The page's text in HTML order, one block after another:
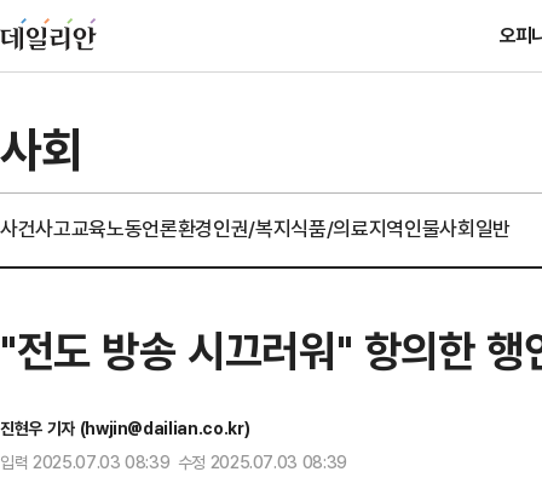
오피
사회
사건사고교육노동언론환경인권/복지식품/의료지역인물사회일반
"전도 방송 시끄러워" 항의한
진현우 기자 (hwjin@dailian.co.kr)
입력 2025.07.03 08:39 수정 2025.07.03 08:39